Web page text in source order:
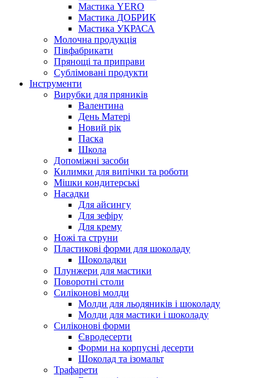
Мастика YERO
Мастика ДОБРИК
Мастика УКРАСА
Молочна продукція
Півфабрикати
Прянощі та приправи
Сублімовані продукти
Інструменти
Вирубки для пряників
Валентина
День Матері
Новий рік
Паска
Школа
Допоміжні засоби
Килимки для випічки та роботи
Мішки кондитерські
Насадки
Для айсингу
Для зефіру
Для крему
Ножі та струни
Пластикові форми для шоколаду
Шоколадки
Плунжери для мастики
Поворотні столи
Силіконові молди
Молди для льодяників і шоколаду
Молди для мастики і шоколаду
Силіконові форми
Євродесерти
Форми на корпусні десерти
Шоколад та ізомальт
Трафарети